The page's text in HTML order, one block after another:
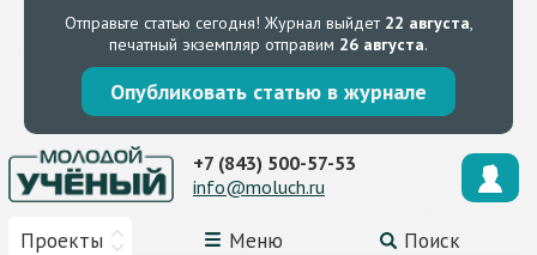
Отправьте статью сегодня! Журнал выйдет 22 августа,
печатный экземпляр отправим 26 августа.
Опубликовать статью в журнале
Проекты Меню Поиск
+7 (843) 500-57-53
info@moluch.ru